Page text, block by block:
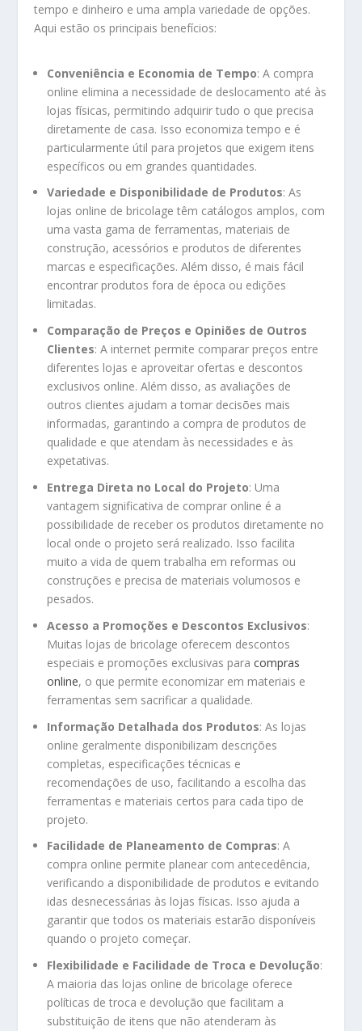
tempo e dinheiro e uma ampla variedade de opções.
Aqui estão os principais benefícios:
Conveniência e Economia de Tempo: A compra
online elimina a necessidade de deslocamento até às
lojas físicas, permitindo adquirir tudo o que precisa
diretamente de casa. Isso economiza tempo e é
particularmente útil para projetos que exigem itens
específicos ou em grandes quantidades.
Variedade e Disponibilidade de Produtos: As
lojas online de bricolage têm catálogos amplos, com
uma vasta gama de ferramentas, materiais de
construção, acessórios e produtos de diferentes
marcas e especificações. Além disso, é mais fácil
encontrar produtos fora de época ou edições
limitadas.
Comparação de Preços e Opiniões de Outros
Clientes: A internet permite comparar preços entre
diferentes lojas e aproveitar ofertas e descontos
exclusivos online. Além disso, as avaliações de
outros clientes ajudam a tomar decisões mais
informadas, garantindo a compra de produtos de
qualidade e que atendam às necessidades e às
expetativas.
Entrega Direta no Local do Projeto: Uma
vantagem significativa de comprar online é a
possibilidade de receber os produtos diretamente no
local onde o projeto será realizado. Isso facilita
muito a vida de quem trabalha em reformas ou
construções e precisa de materiais volumosos e
pesados.
Acesso a Promoções e Descontos Exclusivos:
Muitas lojas de bricolage oferecem descontos
especiais e promoções exclusivas paracompras
online, o que permite economizar em materiais e
ferramentas sem sacrificar a qualidade.
Informação Detalhada dos Produtos: As lojas
online geralmente disponibilizam descrições
completas, especificações técnicas e
recomendações de uso, facilitando a escolha das
ferramentas e materiais certos para cada tipo de
projeto.
Facilidade de Planeamento de Compras: A
compra online permite planear com antecedência,
verificando a disponibilidade de produtos e evitando
idas desnecessárias às lojas físicas. Isso ajuda a
garantir que todos os materiais estarão disponíveis
quando o projeto começar.
Flexibilidade e Facilidade de Troca e Devolução:
A maioria das lojas online de bricolage oferece
políticas de troca e devolução que facilitam a
substituição de itens que não atenderam às